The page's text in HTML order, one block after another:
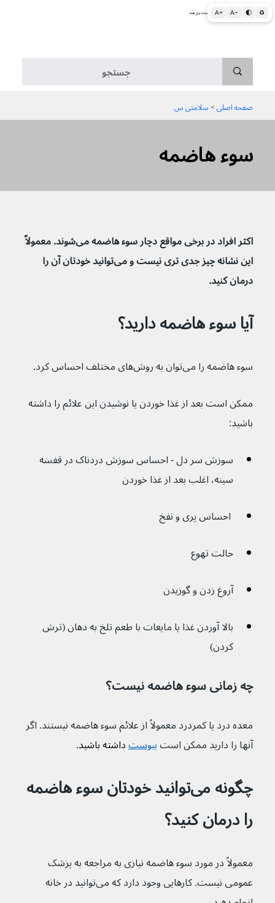
A+ A− 🌓 ♻ اطلاعات پزشکی و بهداشتی به زبان ساده برای همه
سوء هاضمه
صفحه اصلی > سلامتی س
اکثر افراد در برخی مواقع دچار سوء هاضمه می‌شوند. معمولاً
این نشانه چیز جدی تری نیست و می‌توانید خودتان آن را
درمان کنید.
آیا سوء هاضمه دارید؟
سوء هاضمه را می‌توان به روش‌های مختلف احساس کرد.
ممکن است بعد از غذا خوردن یا نوشیدن این علائم را داشته
باشید:
سوزش سر دل - احساس سوزش دردناک در قفسه
سینه، اغلب بعد از غذا خوردن
احساس پری و نفخ
حالت تهوع
آروغ زدن و گوزیدن
بالا آوردن غذا یا مایعات با طعم تلخ به دهان (ترش
کردن)
چه زمانی سوء هاضمه نیست؟
معده درد یا کمردرد معمولاً از علائم سوء هاضمه نیستند. اگر
آنها را دارید ممکن است یبوست داشته باشید.
چگونه می‌توانید خودتان سوء هاضمه
را درمان کنید؟
معمولاً در مورد سوء هاضمه نیازی به مراجعه به پزشک
عمومی نیست. کارهایی وجود دارد که می‌توانید در خانه